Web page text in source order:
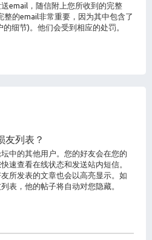
email，随信附上您所收到的完整
的email非常重要，因为其中包含了
细节)。他们会受到相应的处罚。
友列表？
中的其他用户。您的好友会在您的
速查看在线状态和发送站内短信。
所发表的文章也会以高亮显示。如
表，他的帖子将自动对您隐藏。